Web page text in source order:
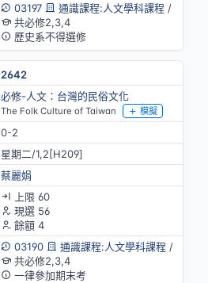
03197
通識課程:人文學科課程 /
共必修2,3,4
歷史系不得選修
2642
必修-人文：台灣的民俗文化
The Folk Culture of Taiwan 模擬
0-2
星期二/1,2[H209]
蔡麗娟
上限 60
現選 56
餘額 4
03190
通識課程:人文學科課程 /
共必修2,3,4
一律參加期末考